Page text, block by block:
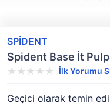
SPİDENT
Spident Base İt
İlk Yorumu
Geçici olarak temin